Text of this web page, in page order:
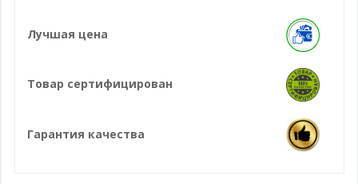
Лучшая цена
Товар сертифицирован
Гарантия качества